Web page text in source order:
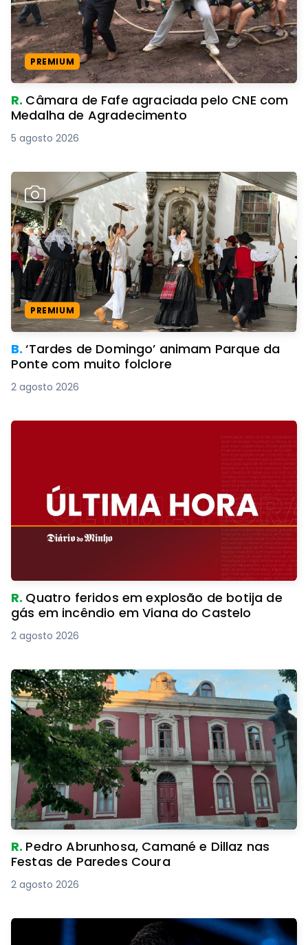
PREMIUM
R. Câmara de Fafe agraciada pelo CNE com
Medalha de Agradecimento
5 agosto 2026
PREMIUM
B.‘Tardes de Domingo’ animam Parque da
Ponte com muito folclore
2 agosto 2026
R. Quatro feridos em explosão de botija de
gás em incêndio em Viana do Castelo
2 agosto 2026
R. Pedro Abrunhosa, Camané e Dillaz nas
Festas de Paredes Coura
2 agosto 2026